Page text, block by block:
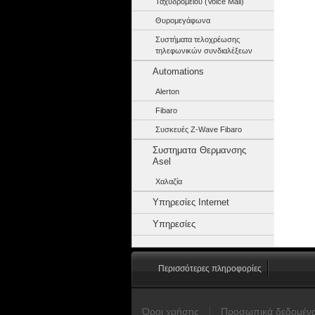
Θυρομεγάφωνα
Συστήματα τελοχρέωσης
τηλεφωνικών συνδιαλέξεων
Automations
Alerton
Fibaro
Συσκευές Z-Wave Fibaro
Συστηματα Θερμανσης
Asel
Χαλαζία
Υπηρεσίες Internet
Υπηρεσίες
Περισσότερες πληροφορίες
Όροι χρήσης Προσωπικά